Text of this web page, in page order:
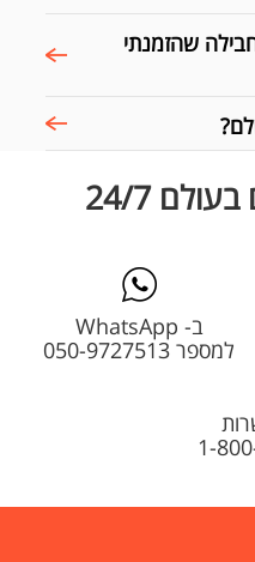
שהזמנתי
24/7
ב- WhatsApp
למספר 050-9727513
1-